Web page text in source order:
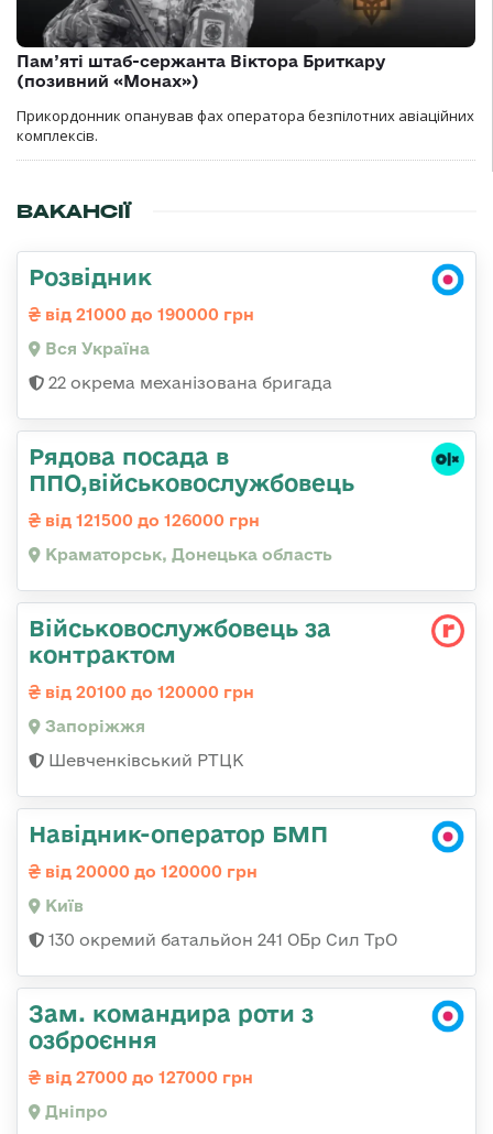
Пам’яті штаб-сержанта Віктора Бриткару
(позивний «Монах»)
Прикордонник опанував фах оператора безпілотних авіаційних
комплексів.
ВАКАНСІЇ
Розвідник
від 21000 до 190000 грн
Вся Україна
22 окрема механізована бригада
Рядова посада в
ППО,військовослужбовець
від 121500 до 126000 грн
Краматорськ, Донецька область
Військовослужбовець за
контрактом
від 20100 до 120000 грн
Запоріжжя
Шевченківський РТЦК
Навідник-оператор БМП
від 20000 до 120000 грн
Київ
130 окремий батальйон 241 ОБр Сил ТрО
Зам. командира роти з
озброєння
від 27000 до 127000 грн
Дніпро